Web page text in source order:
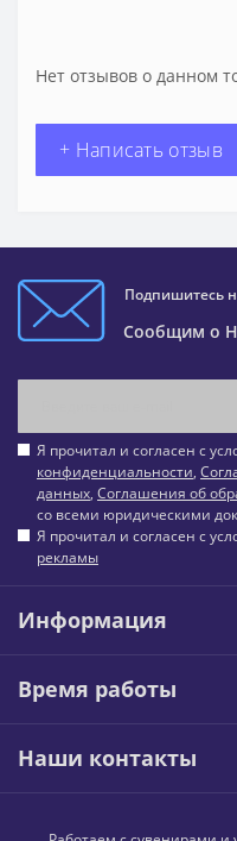
Нет отзывов о данном
+ Написать отзыв
Подпишитесь
Сообщим о
Я прочитал и согласен с
конфиденциальности,
данных, Соглашения об
со всеми юридическими
Я прочитал и согласен с
рекламы
Информация
Время работы
Наши контакты